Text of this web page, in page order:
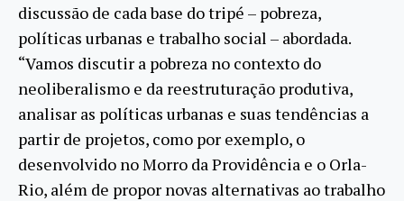
discussão de cada base do tripé – pobreza,
políticas urbanas e trabalho social – abordada.
“Vamos discutir a pobreza no contexto do
neoliberalismo e da reestruturação produtiva,
analisar as políticas urbanas e suas tendências a
partir de projetos, como por exemplo, o
desenvolvido no Morro da Providência e o Orla-
Rio, além de propor novas alternativas ao trabalho